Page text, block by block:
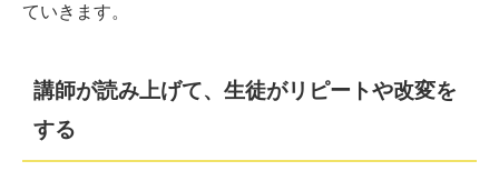
ていきます。
講師が読み上げて、生徒がリピートや改変を
する